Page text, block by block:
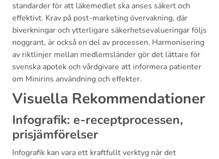
standarder för att läkemedlet ska anses säkert och
effektivt. Krav på post-marketing övervakning, där
biverkningar och ytterligare säkerhetsevalueringar följs
noggrant, är också en del av processen. Harmonisering
av riktlinjer mellan medlemsländer gör det lättare för
svenska apotek och vårdgivare att informera patienter
om Minirins användning och effekter.
Visuella Rekommendationer
Infografik: e-receptprocessen,
prisjämförelser
Infografik kan vara ett kraftfullt verktyg när det